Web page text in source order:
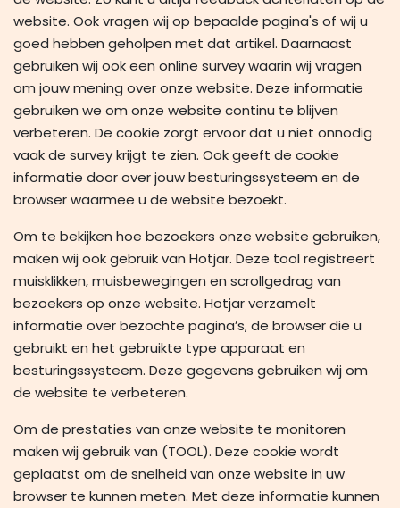
website. Ook vragen wij op bepaalde pagina's of wij u
goed hebben geholpen met dat artikel. Daarnaast
gebruiken wij ook een online survey waarin wij vragen
om jouw mening over onze website. Deze informatie
gebruiken we om onze website continu te blijven
verbeteren. De cookie zorgt ervoor dat u niet onnodig
vaak de survey krijgt te zien. Ook geeft de cookie
informatie door over jouw besturingssysteem en de
browser waarmee u de website bezoekt.
Om te bekijken hoe bezoekers onze website gebruiken,
maken wij ook gebruik van Hotjar. Deze tool registreert
muisklikken, muisbewegingen en scrollgedrag van
bezoekers op onze website. Hotjar verzamelt
informatie over bezochte pagina’s, de browser die u
gebruikt en het gebruikte type apparaat en
besturingssysteem. Deze gegevens gebruiken wij om
de website te verbeteren.
Om de prestaties van onze website te monitoren
maken wij gebruik van (TOOL). Deze cookie wordt
geplaatst om de snelheid van onze website in uw
browser te kunnen meten. Met deze informatie kunnen